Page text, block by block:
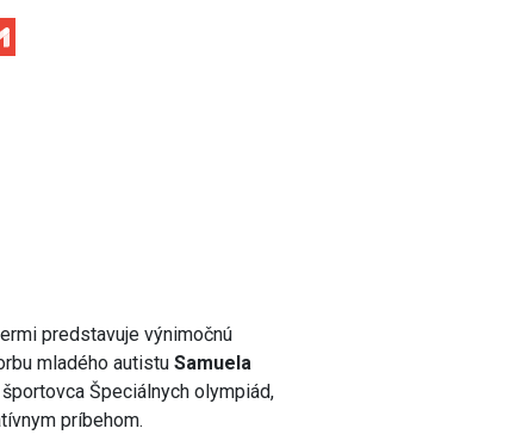
predstavuje výnimočnú
mladého autistuSamuela
Špeciálnych olympiád,
príbehom.